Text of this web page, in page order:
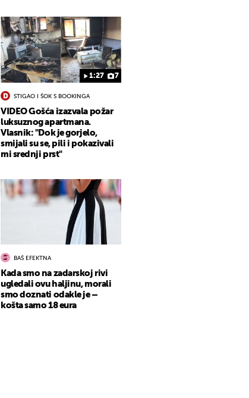
1:27 7
STIGAO I ŠOK S BOOKINGA
VIDEO Gošća izazvala požar
luksuznog apartmana.
Vlasnik: "Dok je gorjelo,
smijali su se, pili i pokazivali
mi srednji prst"
BAŠ EFEKTNA
Kada smo na zadarskoj rivi
ugledali ovu haljinu, morali
smo doznati odakle je –
košta samo 18 eura